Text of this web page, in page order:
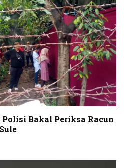
Bakal Periksa Racun